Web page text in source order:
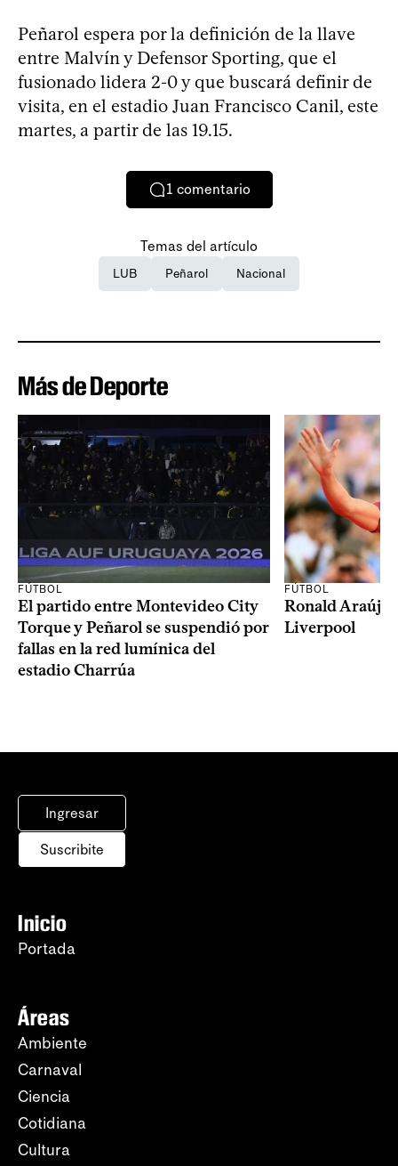
Peñarol espera por la definición de la llave
entre Malvín y Defensor Sporting, que el
fusionado lidera 2-0 y que buscará definir de
visita, en el estadio Juan Francisco Canil, este
martes, a partir de las 19.15.
1 comentario
Temas del artículo
LUB Peñarol Nacional
Más de Deporte
FÚTBOL
El partido entre Montevideo City
Torque y Peñarol se suspendió por
fallas en la red lumínica del
estadio Charrúa
FÚTBOL
Ronald Araújo
Liverpool
Ingresar
Suscribite
Inicio
Portada
Áreas
Ambiente
Carnaval
Ciencia
Cotidiana
Cultura